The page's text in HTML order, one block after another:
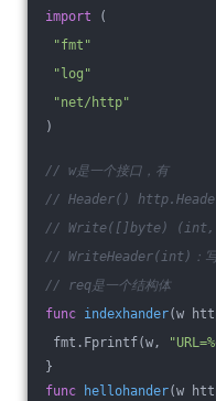
import (
"fmt"
"log"
"net/http"
)
// w是一个接口，有
// Header() http.Header
// Write([]byte) (int,
// WriteHeader(int)：写
// req是一个结构体
func indexhander(w
fmt.Fprintf(w,
}
func
hellohander(w